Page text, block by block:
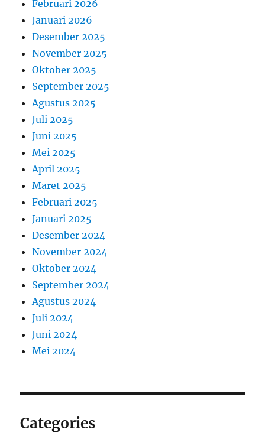
Februari 2026
Januari 2026
Desember 2025
November 2025
Oktober 2025
September 2025
Agustus 2025
Juli 2025
Juni 2025
Mei 2025
April 2025
Maret 2025
Februari 2025
Januari 2025
Desember 2024
November 2024
Oktober 2024
September 2024
Agustus 2024
Juli 2024
Juni 2024
Mei 2024
Categories